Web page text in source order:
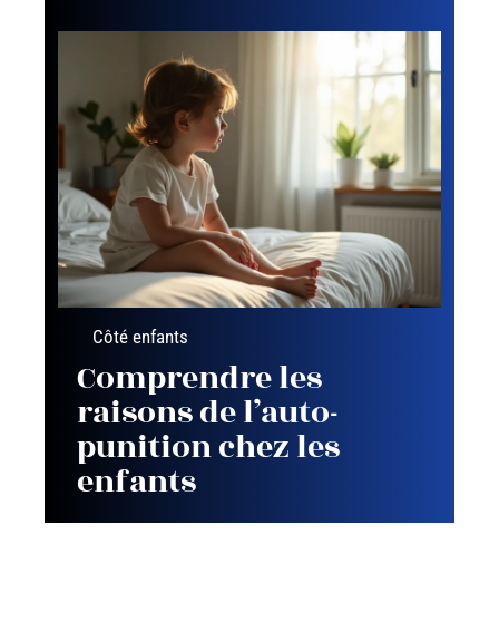
Côté enfants
Comprendre les
raisons de l’auto-
punition chez les
enfants